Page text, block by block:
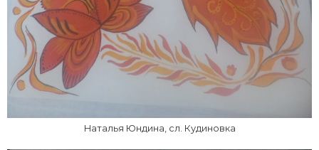
Наталья Юндина, сл. Кудиновка